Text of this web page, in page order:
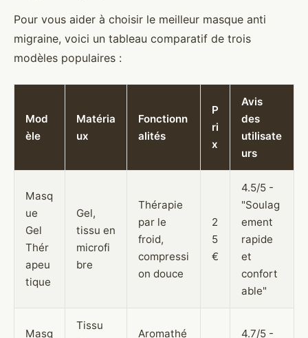
Pour vous aider à choisir le meilleur masque anti
migraine, voici un tableau comparatif de trois
modèles populaires :
Mod
èle
Matéria
ux
Fonctionn
alités
P
ri
x
Avis
des
utilisate
urs
Masq
ue
Gel
Thér
apeu
tique
Gel,
tissu en
microfi
bre
Thérapie
par le
froid,
compressi
on douce
2
5
€
4.5/5 -
"Soulag
ement
rapide
et
confort
able"
Masq
Tissu
Aromathé
4.7/5 -